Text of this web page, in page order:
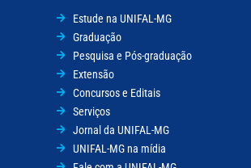
Estude na UNIFAL-MG
Graduação
Pesquisa e Pós-graduação
Extensão
Concursos e Editais
Serviços
Jornal da UNIFAL-MG
UNIFAL-MG na mídia